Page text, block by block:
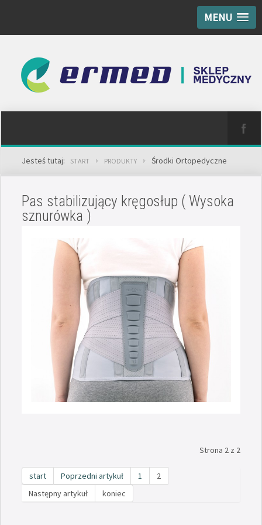
MENU
Jesteś tutaj: START PRODUKTY Środki Ortopedyczne
Pas stabilizujący kręgosłup ( Wysoka
sznurówka )
Strona 2 z 2
start Poprzedni artykuł 1
2
Następny artykuł
koniec